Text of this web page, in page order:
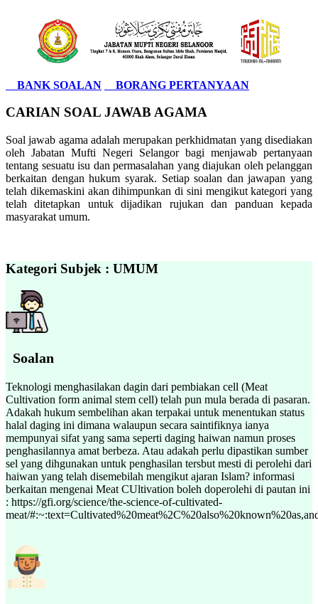
BANK SOALAN BORANG PERTANYAAN
CARIAN SOAL JAWAB AGAMA
Soal jawab agama adalah merupakan perkhidmatan yang disediakan
oleh Jabatan Mufti Negeri Selangor bagi menjawab pertanyaan
tentang sesuatu isu dan permasalahan yang diajukan oleh pelanggan
berkaitan dengan hukum syarak. Setiap soalan dan jawapan yang
telah dikemaskini akan dihimpunkan di sini mengikut kategori yang
telah ditetapkan untuk dijadikan rujukan dan panduan kepada
masyarakat umum.
Kategori Subjek : UMUM
Soalan
Teknologi menghasilakan dagin dari pembiakan cell (Meat
Cultivation form animal stem cell) telah pun mula berada di pasaran.
Adakah hukum sembelihan akan terpakai untuk menentukan status
halal daging ini dimana walaupun secara saintifiknya ianya
mempunyai sifat yang sama seperti daging haiwan namun proses
penghasilannya amat berbeza. Atau adakah perlu dipastikan sumber
sel yang dihgunakan untuk penghasilan tersbut mesti di perolehi dari
haiwan yang telah disemebilah mengikut ajaran Islam? informasi
berkaitan mengenai Meat CUltivation boleh doperolehi di pautan ini
: https://gfi.org/science/the-science-of-cultivated-
meat/